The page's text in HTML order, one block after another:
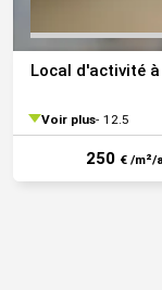
Local d'activité
Voir plus 12.5
250 € /m²/